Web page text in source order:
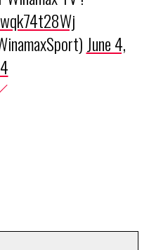
June 4,